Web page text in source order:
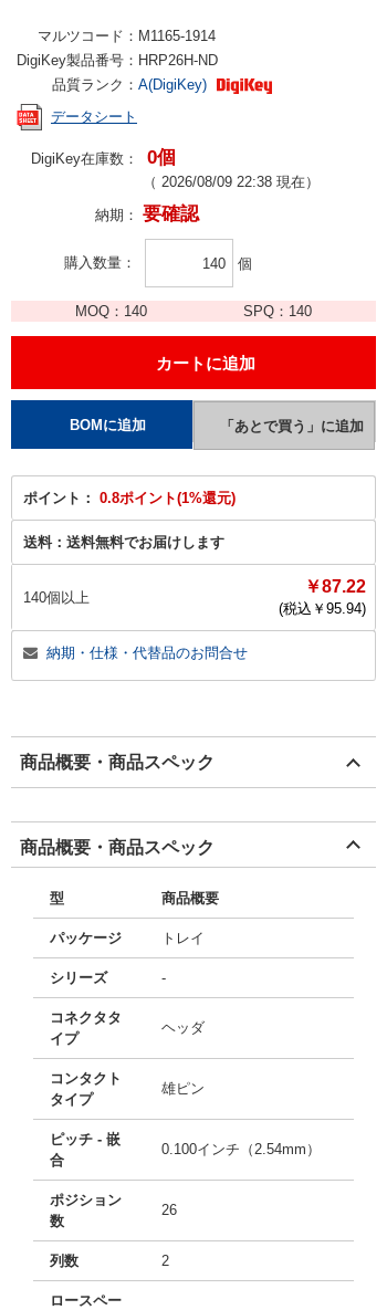
マルツコード： M1165-1914
DigiKey製品番号： HRP26H-ND
品質ランク： A(DigiKey)
データシート
DigiKey在庫数： 0個
（ 2026/08/09 22:38 現在）
納期： 要確認
購入数量 個
MOQ： 140 SPQ： 140
ポイント： 0.8ポイント(1%還元)
送料： 送料無料でお届けします
140個以上
￥87.22
(税込￥ 95.94)
納期・仕様・代替品のお問合せ
商品概要・商品スペック
商品概要・商品スペック
型 商品概要
パッケージ トレイ
シリーズ -
コネクタタ
イプ
ヘッダ
コンタクト
タイプ
雄ピン
ピッチ - 嵌
合
0.100インチ（2.54mm）
ポジション
数
26
列数 2
ロースペー